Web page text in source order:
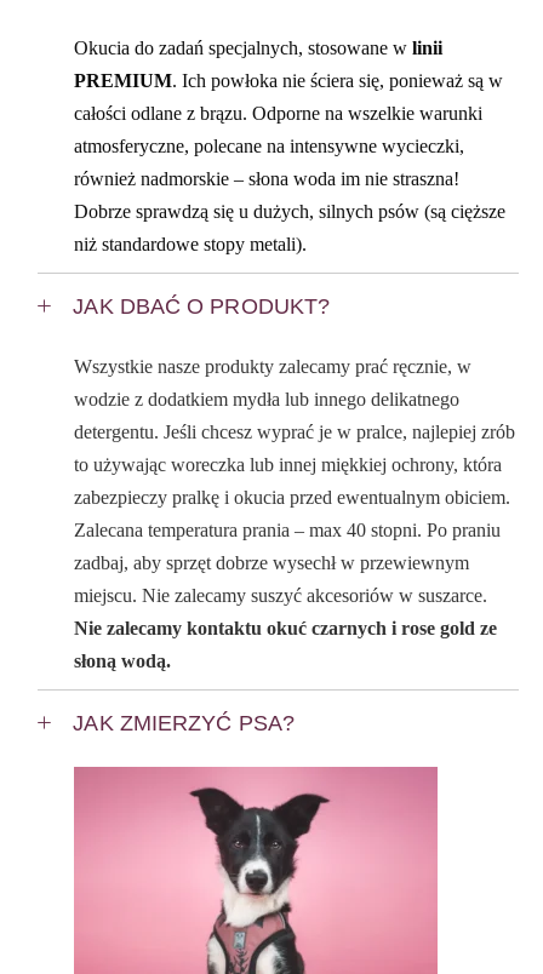
Okucia do zadań specjalnych, stosowane w linii
PREMIUM. Ich powłoka nie ściera się, ponieważ są w
całości odlane z brązu. Odporne na wszelkie warunki
atmosferyczne, polecane na intensywne wycieczki,
również nadmorskie – słona woda im nie straszna!
Dobrze sprawdzą się u dużych, silnych psów (są cięższe
niż standardowe stopy metali).
JAK DBAĆ O PRODUKT?
Wszystkie nasze produkty zalecamy prać ręcznie, w
wodzie z dodatkiem mydła lub innego delikatnego
detergentu. Jeśli chcesz wyprać je w pralce, najlepiej zrób
to używając woreczka lub innej miękkiej ochrony, która
zabezpieczy pralkę i okucia przed ewentualnym obiciem.
Zalecana temperatura prania – max 40 stopni. Po praniu
zadbaj, aby sprzęt dobrze wysechł w przewiewnym
miejscu. Nie zalecamy suszyć akcesoriów w suszarce.
Nie zalecamy kontaktu okuć czarnych i rose gold ze
słoną wodą.
JAK ZMIERZYĆ PSA?